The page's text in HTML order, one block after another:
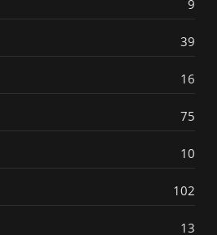
9
39
16
75
10
102
13